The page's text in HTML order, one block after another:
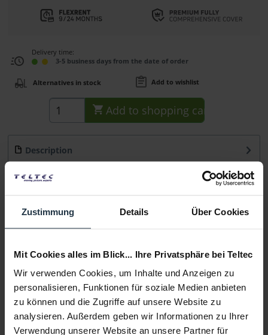
Zustimmung Details Über Cookies
Mit Cookies alles im Blick... Ihre Privatsphäre bei Teltec
Wir verwenden Cookies, um Inhalte und Anzeigen zu
personalisieren, Funktionen für soziale Medien anbieten
zu können und die Zugriffe auf unsere Website zu
analysieren. Außerdem geben wir Informationen zu Ihrer
Verwendung unserer Website an unsere Partner für
Delivery time:
3-5 business days from the date of order
Alternatives in stock Add to wishlist
Add to shopping cart
Description
Das Rode SC22-B ist ein hochwertiges, Hi-Speed USB
zertifiziertes* USB-C auf USB-C Kabel mit...
more
Consultation
Media
Manufacturer & Product Safety Information
Folgende Infos zum Hersteller sind verfübar...... more